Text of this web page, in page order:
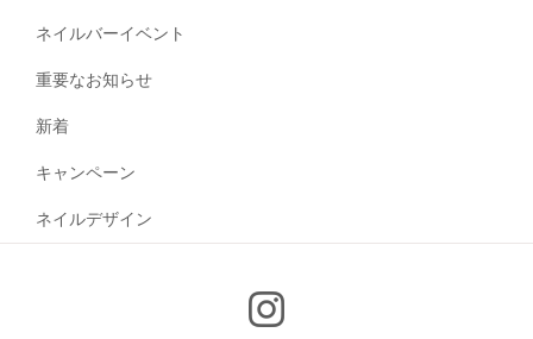
ネイルバーイベント
重要なお知らせ
新着
キャンペーン
ネイルデザイン